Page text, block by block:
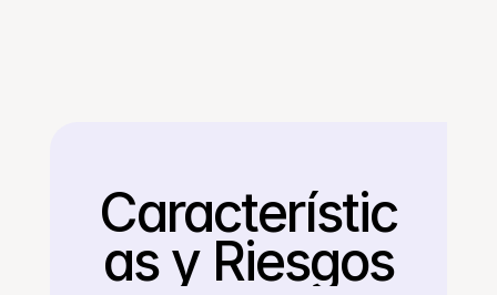
Regresar
Característic
as y Riesgos